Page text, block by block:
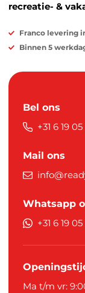
recreatie- &
Franco levering
Binnen 5
Bel ons
+31 6 19
Mail ons
Whatsapp
+31 6 19
Ma t/m vr: